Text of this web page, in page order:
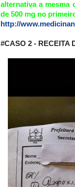
alternativa a mesma
de 500 mg no
http://
#CASO 2 - RECEITA